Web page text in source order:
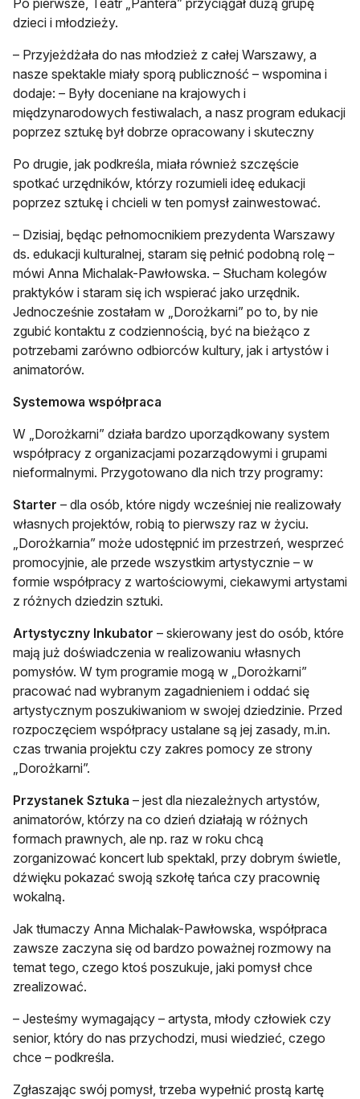
Po pierwsze, Teatr „Pantera” przyciągał dużą grupę
dzieci i młodzieży.
– Przyjeżdżała do nas młodzież z całej Warszawy, a
nasze spektakle miały sporą publiczność – wspomina i
dodaje: – Były doceniane na krajowych i
międzynarodowych festiwalach, a nasz program edukacji
poprzez sztukę był dobrze opracowany i skuteczny
Po drugie, jak podkreśla, miała również szczęście
spotkać urzędników, którzy rozumieli ideę edukacji
poprzez sztukę i chcieli w ten pomysł zainwestować.
– Dzisiaj, będąc pełnomocnikiem prezydenta Warszawy
ds. edukacji kulturalnej, staram się pełnić podobną rolę –
mówi Anna Michalak-Pawłowska. – Słucham kolegów
praktyków i staram się ich wspierać jako urzędnik.
Jednocześnie zostałam w „Dorożkarni” po to, by nie
zgubić kontaktu z codziennością, być na bieżąco z
potrzebami zarówno odbiorców kultury, jak i artystów i
animatorów.
Systemowa współpraca
W „Dorożkarni” działa bardzo uporządkowany system
współpracy z organizacjami pozarządowymi i grupami
nieformalnymi. Przygotowano dla nich trzy programy:
Starter – dla osób, które nigdy wcześniej nie realizowały
własnych projektów, robią to pierwszy raz w życiu.
„Dorożkarnia” może udostępnić im przestrzeń, wesprzeć
promocyjnie, ale przede wszystkim artystycznie – w
formie współpracy z wartościowymi, ciekawymi artystami
z różnych dziedzin sztuki.
Artystyczny Inkubator – skierowany jest do osób, które
mają już doświadczenia w realizowaniu własnych
pomysłów. W tym programie mogą w „Dorożkarni”
pracować nad wybranym zagadnieniem i oddać się
artystycznym poszukiwaniom w swojej dziedzinie. Przed
rozpoczęciem współpracy ustalane są jej zasady, m.in.
czas trwania projektu czy zakres pomocy ze strony
„Dorożkarni”.
Przystanek Sztuka – jest dla niezależnych artystów,
animatorów, którzy na co dzień działają w różnych
formach prawnych, ale np. raz w roku chcą
zorganizować koncert lub spektakl, przy dobrym świetle,
dźwięku pokazać swoją szkołę tańca czy pracownię
wokalną.
Jak tłumaczy Anna Michalak-Pawłowska, współpraca
zawsze zaczyna się od bardzo poważnej rozmowy na
temat tego, czego ktoś poszukuje, jaki pomysł chce
zrealizować.
– Jesteśmy wymagający – artysta, młody człowiek czy
senior, który do nas przychodzi, musi wiedzieć, czego
chce – podkreśla.
Zgłaszając swój pomysł, trzeba wypełnić prostą kartę